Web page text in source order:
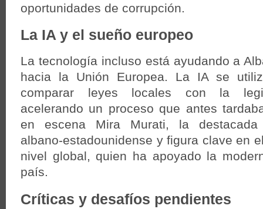
oportunidades de corrupción.
La IA y el sueño europeo
La tecnología incluso está ayudando a
hacia la Unión Europea. La IA se
comparar leyes locales con la
acelerando un proceso que antes
en escena Mira Murati, la destacada
albano-estadounidense y figura clave en
nivel global, quien ha apoyado la
país.
Críticas y desafíos pendientes